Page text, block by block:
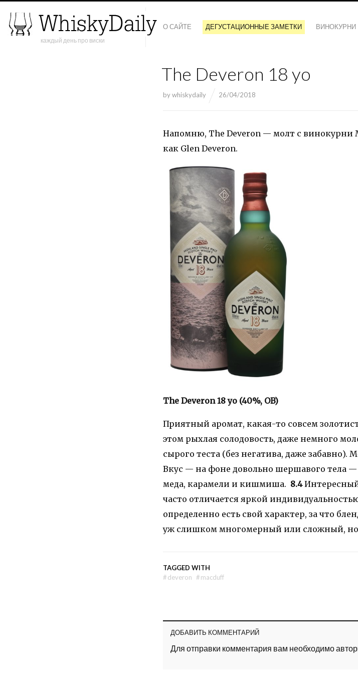
каждый день про виски
О САЙТЕ ДЕГУСТАЦИОННЫЕ ЗАМЕТКИ ВИНОКУРНИ
The Deveron 18 yo
bywhiskydaily 26/04/2018
Напомню, The Deveron — молт с винокурни
как Glen Deveron.
The Deveron 18 yo (40%, OB)
Приятный аромат, какая-то совсем
этом рыхлая солодовость, даже немного
сырого теста (без негатива, даже
Вкус — на фоне довольно шершавого тела —
меда, карамели и кишмиша. 8.4
часто отличается яркой
определенно есть свой характер, за что
уж слишком многомерный или сложный, но
TAGGED WITH
#deveron #macduff
ДОБАВИТЬ КОММЕНТАРИЙ
Для отправки комментария вам необходимо